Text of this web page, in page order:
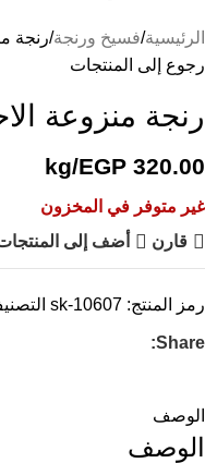
الرئيسية فسيخ ورنجة رنجة
رجوع إلى المنتجات
رنجة منزوعة
EGP 320.00
/kg
غير متوفر في المخزون
قارن
أضف إلى
رمز المنتج: sk-10607
Share:
الوصف
الوصف